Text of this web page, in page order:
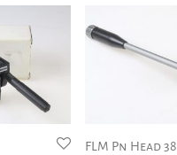
FLM Pn Head 38